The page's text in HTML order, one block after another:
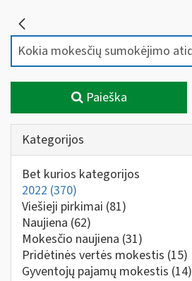
Paieška
Kategorijos
Bet kurios kategorijos
2022 (370)
Viešieji pirkimai (81)
Naujiena (62)
Mokesčio naujiena (31)
Pridėtinės vertės mokestis (15)
Gyventojų pajamų mokestis (14)